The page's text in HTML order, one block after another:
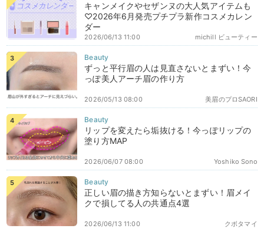
キャンメイクやセザンヌの大人気アイテムも
♡2026年6月発売プチプラ新作コスメカレン
ダー
michill ビューティー
2026/06/13 11:00
ずっと平行眉の人は見直さないとまずい！今
っぽ美人アーチ眉の作り方
美眉のプロSAORI
2026/05/13 08:00
リップを変えたら垢抜ける！今っぽリップの
塗り方MAP
Yoshiko Sono
2026/06/07 08:00
正しい眉の描き方知らないとまずい！眉メイ
クで損してる人の共通点4選
クボタマイ
2026/06/13 11:00